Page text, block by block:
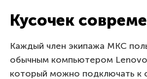
Кусочек
Каждый член экипажа МКС
обычным компьютером Lenovo
который можно подключать к